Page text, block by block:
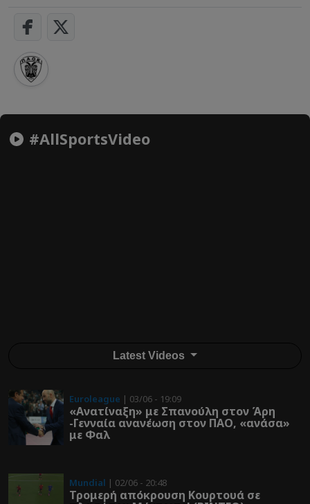
#AllSportsVideo
Latest Videos
Euroleague | 03/06 - 19:09
«Ανατίναξη» με Σπανούλη στον Άρη
-Γενναία ανανέωση στον ΠΑΟ, «ανάσα»
με Φαλ
Mundial | 02/06 - 20:48
Τρομερή απόκρουση Κουρτουά σε